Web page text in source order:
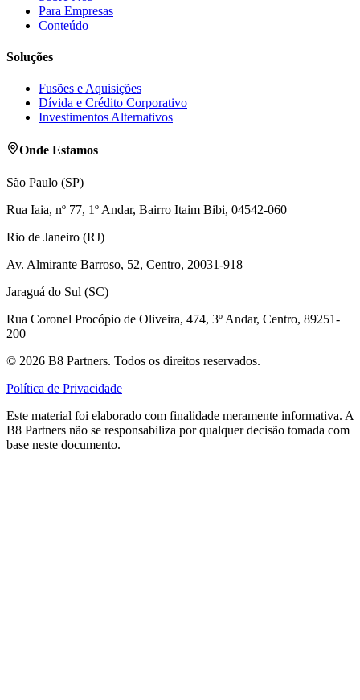
Para Empresas
Conteúdo
Soluções
Fusões e Aquisições
Dívida e Crédito Corporativo
Investimentos Alternativos
Onde Estamos
São Paulo (SP)
Rua Iaia, nº 77, 1º Andar, Bairro Itaim Bibi, 04542-060
Rio de Janeiro (RJ)
Av. Almirante Barroso, 52, Centro, 20031-918
Jaraguá do Sul (SC)
Rua Coronel Procópio de Oliveira, 474, 3º Andar, Centro, 89251-
200
© 2026 B8 Partners. Todos os direitos reservados.
Política de Privacidade
Este material foi elaborado com finalidade meramente informativa. A
B8 Partners não se responsabiliza por qualquer decisão tomada com
base neste documento.